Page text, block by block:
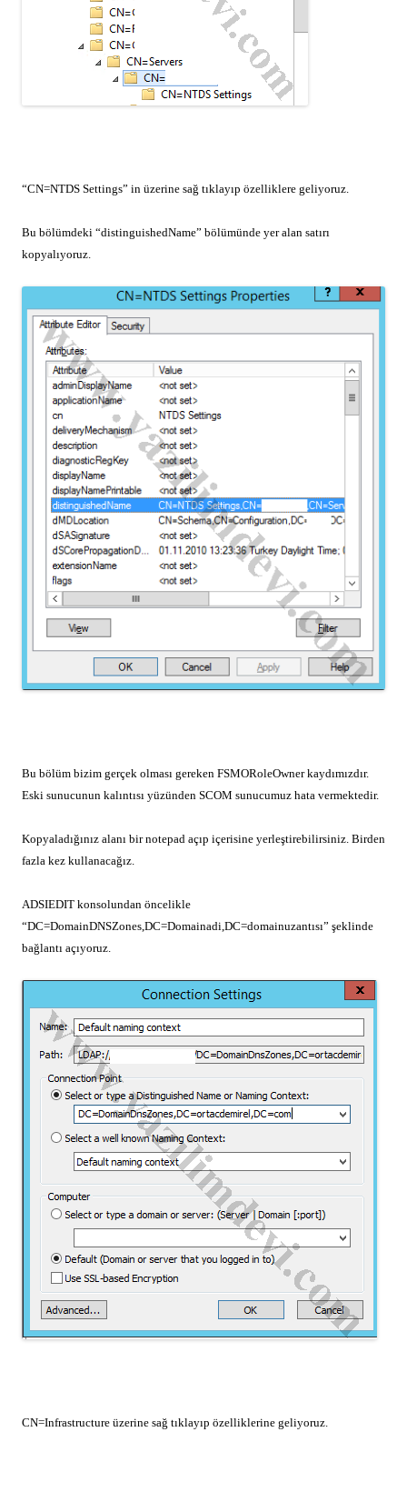
“CN=NTDS Settings” in üzerine sağ tıklayıp özelliklere geliyoruz.
Bu bölümdeki “distinguishedName” bölümünde yer alan satırı
kopyalıyoruz.
Bu bölüm bizim gerçek olması gereken FSMORoleOwner kaydımızdır.
Eski sunucunun kalıntısı yüzünden SCOM sunucumuz hata vermektedir.
Kopyaladığınız alanı bir notepad açıp içerisine yerleştirebilirsiniz. Birden
fazla kez kullanacağız.
ADSIEDIT konsolundan öncelikle
“DC=DomainDNSZones,DC=Domainadi,DC=domainuzantısı” şeklinde
bağlantı açıyoruz.
CN=Infrastructure üzerine sağ tıklayıp özelliklerine geliyoruz.